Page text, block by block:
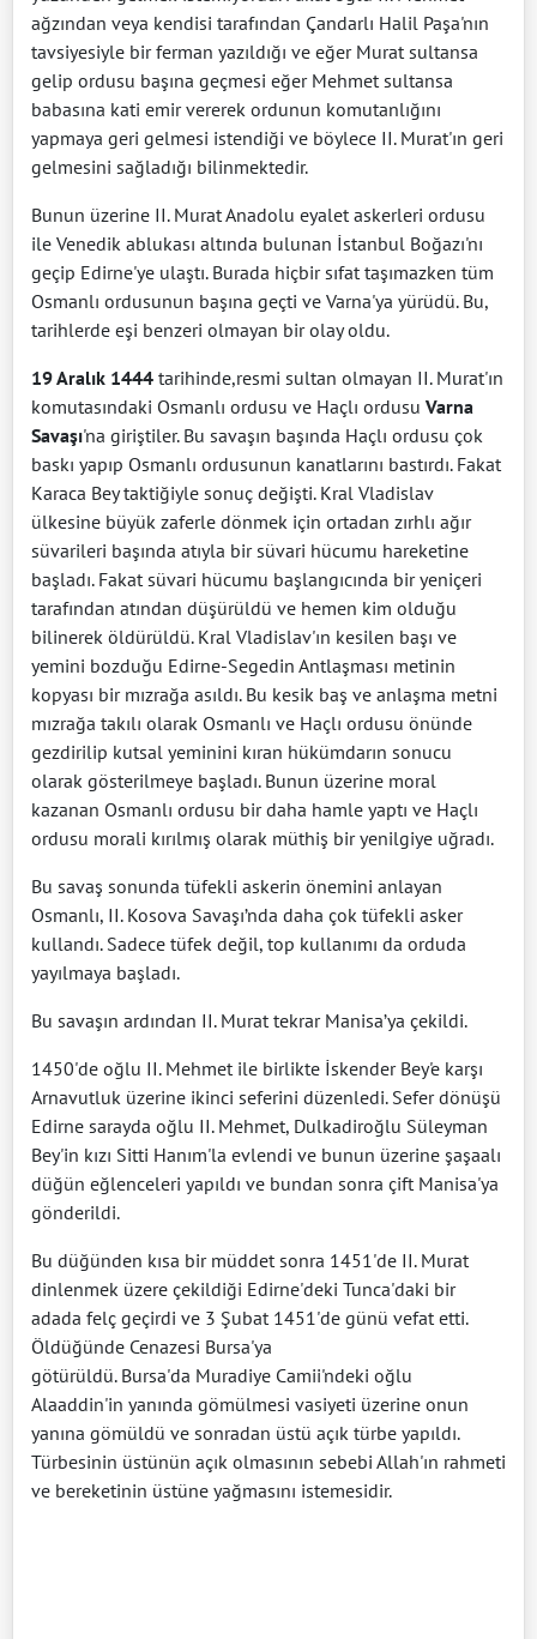
ağzından veya kendisi tarafından Çandarlı Halil Paşa'nın
tavsiyesiyle bir ferman yazıldığı ve eğer Murat sultansa
gelip ordusu başına geçmesi eğer Mehmet sultansa
babasına kati emir vererek ordunun komutanlığını
yapmaya geri gelmesi istendiği ve böylece II. Murat'ın geri
gelmesini sağladığı bilinmektedir.
Bunun üzerine II. Murat Anadolu eyalet askerleri ordusu
ile Venedik ablukası altında bulunan İstanbul Boğazı'nı
geçip Edirne'ye ulaştı. Burada hiçbir sıfat taşımazken tüm
Osmanlı ordusunun başına geçti ve Varna'ya yürüdü. Bu,
tarihlerde eşi benzeri olmayan bir olay oldu.
19 Aralık 1444 tarihinde,resmi sultan olmayan II. Murat'ın
komutasındaki Osmanlı ordusu ve Haçlı ordusu Varna
Savaşı'na giriştiler. Bu savaşın başında Haçlı ordusu çok
baskı yapıp Osmanlı ordusunun kanatlarını bastırdı. Fakat
Karaca Bey taktiğiyle sonuç değişti. Kral Vladislav
ülkesine büyük zaferle dönmek için ortadan zırhlı ağır
süvarileri başında atıyla bir süvari hücumu hareketine
başladı. Fakat süvari hücumu başlangıcında bir yeniçeri
tarafından atından düşürüldü ve hemen kim olduğu
bilinerek öldürüldü. Kral Vladislav'ın kesilen başı ve
yemini bozduğu Edirne-Segedin Antlaşması metinin
kopyası bir mızrağa asıldı. Bu kesik baş ve anlaşma metni
mızrağa takılı olarak Osmanlı ve Haçlı ordusu önünde
gezdirilip kutsal yeminini kıran hükümdarın sonucu
olarak gösterilmeye başladı. Bunun üzerine moral
kazanan Osmanlı ordusu bir daha hamle yaptı ve Haçlı
ordusu morali kırılmış olarak müthiş bir yenilgiye uğradı.
Bu savaş sonunda tüfekli askerin önemini anlayan
Osmanlı, II. Kosova Savaşı’nda daha çok tüfekli asker
kullandı. Sadece tüfek değil, top kullanımı da orduda
yayılmaya başladı.
Bu savaşın ardından II. Murat tekrar Manisa’ya çekildi.
1450'de oğlu II. Mehmet ile birlikte İskender Bey'e karşı
Arnavutluk üzerine ikinci seferini düzenledi. Sefer dönüşü
Edirne sarayda oğlu II. Mehmet, Dulkadiroğlu Süleyman
Bey'in kızı Sitti Hanım'la evlendi ve bunun üzerine şaşaalı
düğün eğlenceleri yapıldı ve bundan sonra çift Manisa'ya
gönderildi.
Bu düğünden kısa bir müddet sonra 1451'de II. Murat
dinlenmek üzere çekildiği Edirne'deki Tunca'daki bir
adada felç geçirdi ve 3 Şubat 1451'de günü vefat etti.
Öldüğünde Cenazesi Bursa'ya
götürüldü. Bursa'da Muradiye Camii'ndeki oğlu
Alaaddin'in yanında gömülmesi vasiyeti üzerine onun
yanına gömüldü ve sonradan üstü açık türbe yapıldı.
Türbesinin üstünün açık olmasının sebebi Allah'ın rahmeti
ve bereketinin üstüne yağmasını istemesidir.